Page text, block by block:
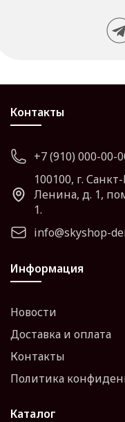
Контакты
+7 (910) 000-00-
100100, г.
Ленина, д. 1,
1.
info@skyshop-
Информация
Новости
Доставка и оплата
Контакты
Политика
Каталог